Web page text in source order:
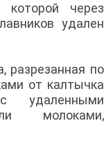
через
удален
разрезанная по
от калтычка
удаленными
молоками,